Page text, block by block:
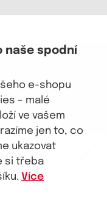
naše spodní
e-shopu
– malé
ve vašem
jen to, co
ukazovat
si třeba
Více